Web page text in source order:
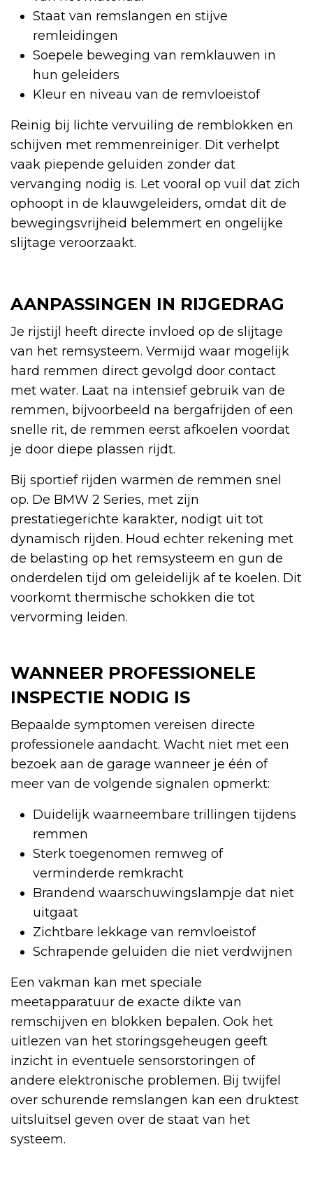
Staat van remslangen en stijve
remleidingen
Soepele beweging van remklauwen in
hun geleiders
Kleur en niveau van de remvloeistof
Reinig bij lichte vervuiling de remblokken en
schijven met remmenreiniger. Dit verhelpt
vaak piepende geluiden zonder dat
vervanging nodig is. Let vooral op vuil dat zich
ophoopt in de klauwgeleiders, omdat dit de
bewegingsvrijheid belemmert en ongelijke
slijtage veroorzaakt.
AANPASSINGEN IN RIJGEDRAG
Je rijstijl heeft directe invloed op de slijtage
van het remsysteem. Vermijd waar mogelijk
hard remmen direct gevolgd door contact
met water. Laat na intensief gebruik van de
remmen, bijvoorbeeld na bergafrijden of een
snelle rit, de remmen eerst afkoelen voordat
je door diepe plassen rijdt.
Bij sportief rijden warmen de remmen snel
op. De BMW 2 Series, met zijn
prestatiegerichte karakter, nodigt uit tot
dynamisch rijden. Houd echter rekening met
de belasting op het remsysteem en gun de
onderdelen tijd om geleidelijk af te koelen. Dit
voorkomt thermische schokken die tot
vervorming leiden.
WANNEER PROFESSIONELE
INSPECTIE NODIG IS
Bepaalde symptomen vereisen directe
professionele aandacht. Wacht niet met een
bezoek aan de garage wanneer je één of
meer van de volgende signalen opmerkt:
Duidelijk waarneembare trillingen tijdens
remmen
Sterk toegenomen remweg of
verminderde remkracht
Brandend waarschuwingslampje dat niet
uitgaat
Zichtbare lekkage van remvloeistof
Schrapende geluiden die niet verdwijnen
Een vakman kan met speciale
meetapparatuur de exacte dikte van
remschijven en blokken bepalen. Ook het
uitlezen van het storingsgeheugen geeft
inzicht in eventuele sensorstoringen of
andere elektronische problemen. Bij twijfel
over schurende remslangen kan een druktest
uitsluitsel geven over de staat van het
systeem.